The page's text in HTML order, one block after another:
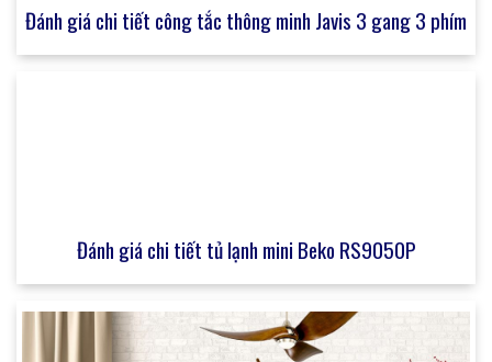
Đánh giá chi tiết công tắc thông minh Javis 3 gang 3 phím
Đánh giá chi tiết tủ lạnh mini Beko RS9050P